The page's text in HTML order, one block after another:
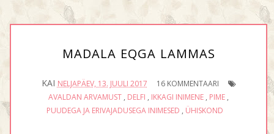
MADALA EQGA LAMMAS
KAI NELJAPÄEV, 13. JUULI 2017
16 KOMMENTAARI
AVALDAN ARVAMUST , DELFI , IKKAGI INIMENE , PIME ,
PUUDEGA JA ERIVAJADUSEGA INIMESED , ÜHISKOND